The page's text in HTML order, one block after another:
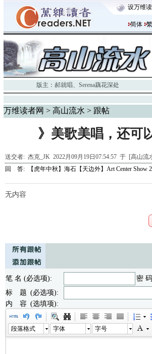
设万维
简体
版主： 郝就唱、 Serena藕花深处
万维读者网 > 高山流水 > 跟帖
》美歌美唱，还可
送交者: 杰克_JK 2022月09月19日07:54:57 于 [高山流
回 答:
【虎年中秋】海石【天边外】Art Center Show 2
无内容
笔 名 (必选项):
密
标 题 (必选项):
内 容 (选填项):
段落格式 字体 字号